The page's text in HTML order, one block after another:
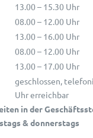
13.00 – 15.30 Uhr
08.00 – 12.00 Uhr
13.00 – 16.00 Uhr
08.00 – 12.00 Uhr
13.00 – 17.00 Uhr
geschlossen,
Uhr erreichbar
in der
& donnerstags